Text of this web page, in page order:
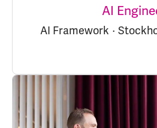
AI
AI Framework ·